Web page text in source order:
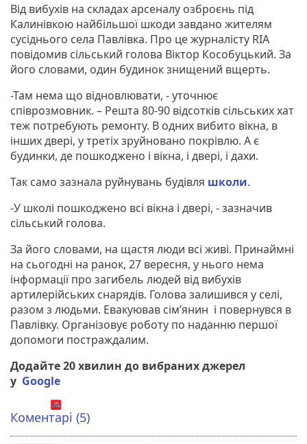
Від вибухів на складах арсеналу озброєнь під
Калинівкою найбільшої шкоди завдано жителям
сусіднього села Павлівка. Про це журналісту RIA
повідомив сільський голова Віктор Кособуцький. За
його словами, один будинок знищений вщерть.
-Там нема що відновлювати, - уточнює
співрозмовник. – Решта 80-90 відсотків сільських хат
теж потребують ремонту. В одних вибито вікна, в
інших двері, у третіх зруйновано покрівлю. А є
будинки, де пошкоджено і вікна, і двері, і дахи.
Так само зазнала руйнувань будівля школи.
-У школі пошкоджено всі вікна і двері, - зазначив
сільський голова.
За його словами, на щастя люди всі живі. Принаймні
на сьогодні на ранок, 27 вересня, у нього нема
інформації про загибель людей від вибухів
артилерійських снарядів. Голова залишився у селі,
разом з людьми. Евакуював сім’янин і повернувся в
Павлівку. Організовує роботу по наданню першої
допомоги постраждалим.
Додайте 20 хвилин до вибраних джерел
у Google
Коментарі (5)